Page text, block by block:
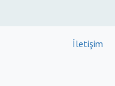
İletişim